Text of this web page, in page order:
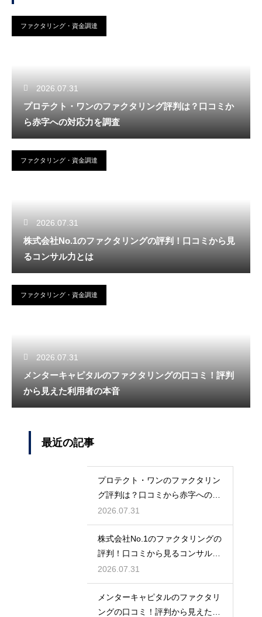
ファクタリング・資金調達
2026.07.31
プロテクト・ワンのファクタリング評判は？口コミか
ら赤字への対応力を調査
ファクタリング・資金調達
2026.07.31
株式会社No.1のファクタリングの評判！口コミから見
るコンサル力とは
ファクタリング・資金調達
2026.07.31
メンターキャピタルのファクタリングの口コミ！評判
から見えた利用者の本音
最近の記事
プロテクト・ワンのファクタリン
グ評判は？口コミから赤字への対
応力を調査
2026.07.31
株式会社No.1のファクタリングの
評判！口コミから見るコンサル力
とは
2026.07.31
メンターキャピタルのファクタリ
ングの口コミ！評判から見えた利